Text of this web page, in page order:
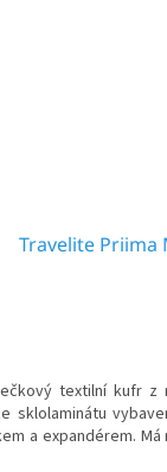
Travelite Priima
textilní kufr z
sklolaminátu
a expandérem.